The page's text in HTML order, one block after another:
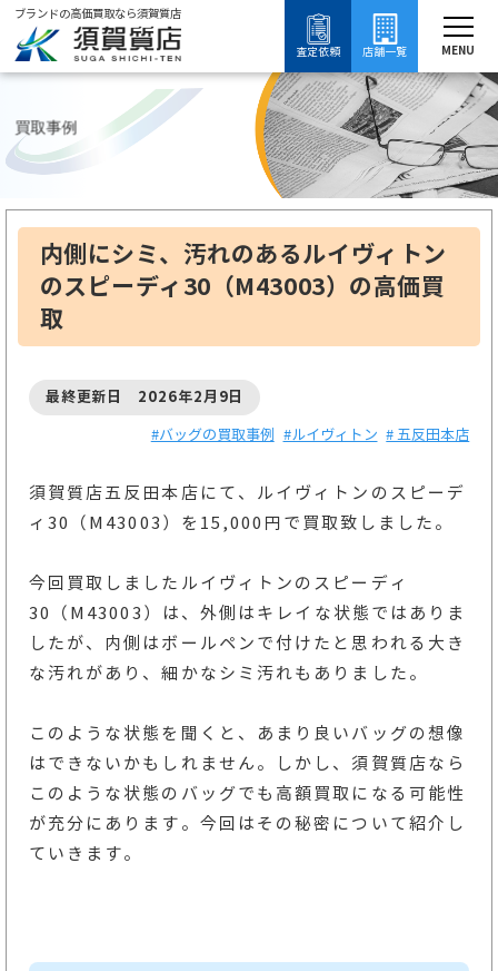
ブランドの高価買取なら須賀質店
査定依頼
店舗一覧 MENU
ブランド買取 バッグ買取 ルイヴィトン買取 ルイヴィトンの買取事例
買取事例
内側にシミ、汚れのあるルイヴィトン
のスピーディ30（M43003）の高価買
取
最終更新日 2026年2月9日
#バッグの買取事例
#ルイヴィトン # 五反田本店
須賀質店五反田本店にて、ルイヴィトンのスピーデ
ィ30（M43003）を15,000円で買取致しました。
今回買取しましたルイヴィトンのスピーディ
30（M43003）は、外側はキレイな状態ではありま
したが、内側はボールペンで付けたと思われる大き
な汚れがあり、細かなシミ汚れもありました。
このような状態を聞くと、あまり良いバッグの想像
はできないかもしれません。しかし、須賀質店なら
このような状態のバッグでも高額買取になる可能性
が充分にあります。今回はその秘密について紹介し
ていきます。